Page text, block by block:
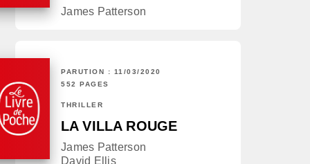
James Patterson
PARUTION : 11/03/2020
552 PAGES
THRILLER
LA VILLA ROUGE
James Patterson
David Ellis